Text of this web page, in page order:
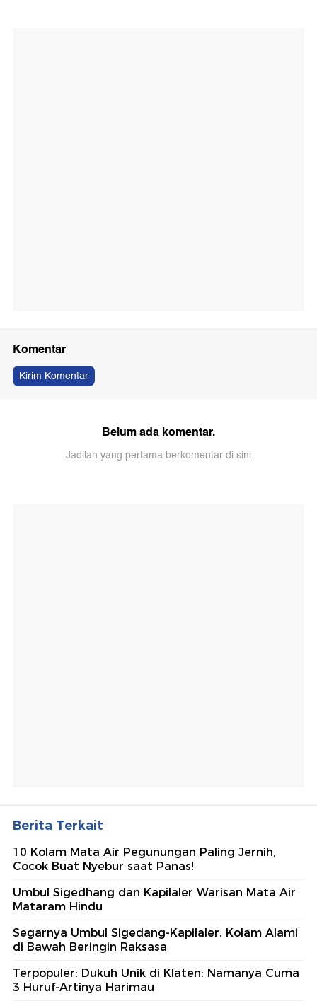
Komentar
Kirim Komentar
Belum ada komentar.
Jadilah yang pertama berkomentar di sini
Berita Terkait
10 Kolam Mata Air Pegunungan Paling Jernih,
Cocok Buat Nyebur saat Panas!
Umbul Sigedhang dan Kapilaler Warisan Mata Air
Mataram Hindu
Segarnya Umbul Sigedang-Kapilaler, Kolam Alami
di Bawah Beringin Raksasa
Terpopuler: Dukuh Unik di Klaten: Namanya Cuma
3 Huruf-Artinya Harimau